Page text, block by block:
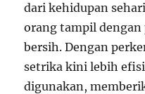
dari kehidupan
orang tampil dengan
bersih. Dengan
setrika kini lebih
digunakan,